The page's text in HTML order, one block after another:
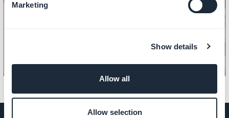
Marketing
Show details
Allow all
Allow selection